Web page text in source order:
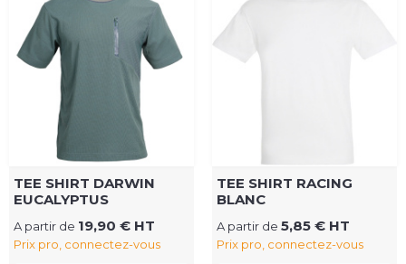
TEE SHIRT DARWIN
EUCALYPTUS
A partir de 19,90 € HT
Prix pro, connectez-vous
TEE SHIRT RACING
BLANC
A partir de 5,85 € HT
Prix pro, connectez-vous